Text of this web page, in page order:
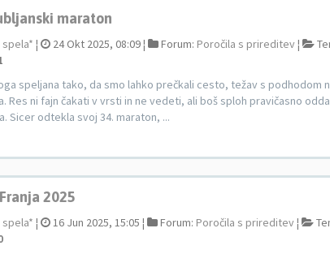
maraton
spela* ¦ 24 Okt 2025, 08:09 ¦ Forum: Poročila s prireditev ¦
speljana tako, da smo lahko prečkali cesto, težav s podhodom
Res ni fajn čakati v vrsti in ne vedeti, ali boš sploh pravičasno
Sicer odtekla svoj 34. maraton, ...
2025
spela* ¦ 16 Jun 2025, 15:05 ¦ Forum: Poročila s prireditev ¦